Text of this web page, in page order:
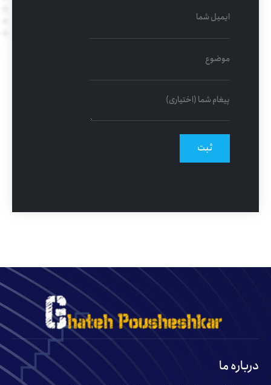
ایمیل شما
موضوع
پیغام شما (اختیاری)
درباره ما